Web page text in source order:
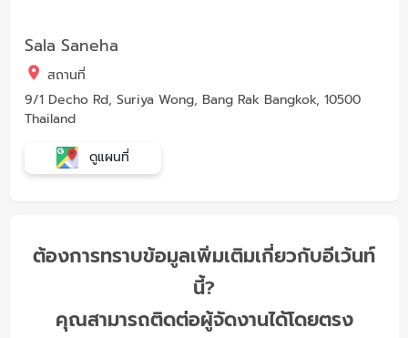
Sala Saneha
สถานที่
9/1 Decho Rd, Suriya Wong, Bang Rak Bangkok, 10500
Thailand
ดูแผนที่
ต้องการทราบข้อมูลเพิ่มเติมเกี่ยวกับอีเว้นท์
นี้?
คุณสามารถติดต่อผู้จัดงานได้โดยตรง